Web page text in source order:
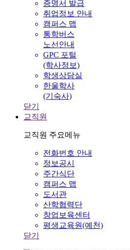
증명서 발급
취업정보 안내
캠퍼스 맵
통학버스
노선안내
GPC 포털
(학사정보)
학생상담실
한울학사
(기숙사)
닫기
교직원
교직원 주요메뉴
전화번호 안내
정보공시
주간식단
캠퍼스 맵
도서관
산학협력단
창업보육센터
평생교육원(예천)
닫기